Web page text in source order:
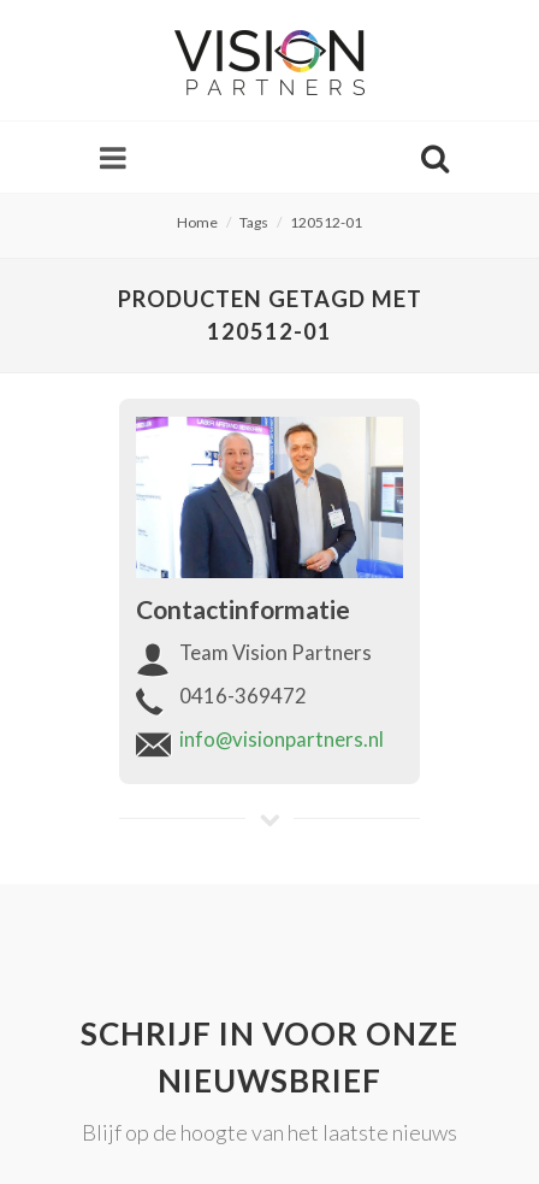
Home Tags 120512-01
PRODUCTEN GETAGD MET
120512-01
Contactinformatie
Team Vision Partners
0416-369472
info@visionpartners.nl
SCHRIJF IN VOOR ONZE
NIEUWSBRIEF
Blijf op de hoogte van het laatste nieuws